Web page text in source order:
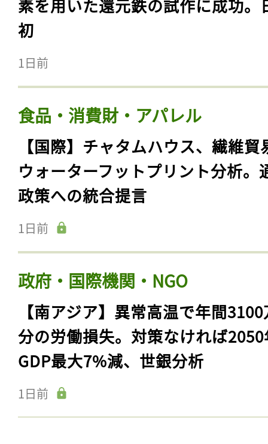
素を用いた還元鉄の試作に成功。
初
1日前
食品・消費財・アパレル
【国際】チャタムハウス、繊維貿
ウォーターフットプリント分析。
政策への統合提言
1日前
政府・国際機関・NGO
【南アジア】異常高温で年間
分の労働損失。対策なければ
GDP最大7%減、世銀分析
1日前